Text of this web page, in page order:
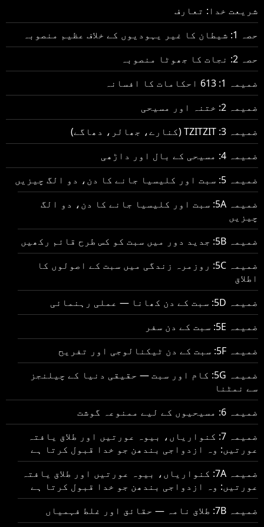
شریعت خدا: تعارف
حصہ 1: شیطان کا غیر یہودیوں کے خلاف عظیم منصوبہ
حصہ 2: نجات کا جھوٹا منصوبہ
ضمیمہ 1: 613 احکامات کا افسانہ
ضمیمہ 2: ختنہ اور مسیحی
ضمیمہ 3: TZITZIT (کنارے، جھالر، دھاگے)
ضمیمہ 4: مسیحی کے بال اور داڑھی
ضمیمہ 5: سبت اور کلیسیا جانے کا دن، دو الگ چیزیں
ضمیمہ 5A: سبت اور کلیسیا جانے کا دن، دو الگ
چیزیں
ضمیمہ 5B: جدید دور میں سبت کو کس طرح قائم رکھیں
ضمیمہ 5C: روزمرہ زندگی میں سبت کے اصولوں کا
اطلاق
ضمیمہ 5D: سبت کے دن کھانا — عملی رہنمائی
ضمیمہ 5E: سبت کے دن سفر
ضمیمہ 5F: سبت کے دن ٹیکنالوجی اور تفریح
ضمیمہ 5G: کام اور سبت — حقیقی دنیا کے چیلنجز
سے نمٹنا
ضمیمہ 6: مسیحیوں کے لیے ممنوعہ گوشت
ضمیمہ 7: کنواریاں، بیوہ عورتیں اور طلاق یافتہ
عورتیں: وہ ازدواجی بندھن جو خدا قبول کرتا ہے
ضمیمہ 7A: کنواریاں، بیوہ عورتیں اور طلاق یافتہ
عورتیں: وہ ازدواجی بندھن جو خدا قبول کرتا ہے
ضمیمہ 7B: طلاق نامہ — حقائق اور غلط فہمیاں